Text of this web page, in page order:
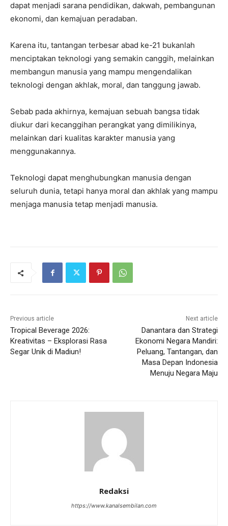
dapat menjadi sarana pendidikan, dakwah, pembangunan
ekonomi, dan kemajuan peradaban.
Karena itu, tantangan terbesar abad ke-21 bukanlah
menciptakan teknologi yang semakin canggih, melainkan
membangun manusia yang mampu mengendalikan
teknologi dengan akhlak, moral, dan tanggung jawab.
Sebab pada akhirnya, kemajuan sebuah bangsa tidak
diukur dari kecanggihan perangkat yang dimilikinya,
melainkan dari kualitas karakter manusia yang
menggunakannya.
Teknologi dapat menghubungkan manusia dengan
seluruh dunia, tetapi hanya moral dan akhlak yang mampu
menjaga manusia tetap menjadi manusia.
Previous article
Tropical Beverage 2026:
Kreativitas – Eksplorasi Rasa
Segar Unik di Madiun!
Next article
Danantara dan Strategi
Ekonomi Negara Mandiri:
Peluang, Tantangan, dan
Masa Depan Indonesia
Menuju Negara Maju
Redaksi
https://www.kanalsembilan.com